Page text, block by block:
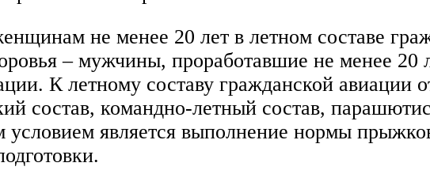
не менее 20 лет в летном составе
– мужчины, проработавшие не менее
К летному составу гражданской авиации
состав, командно-летный состав,
является выполнение нормы